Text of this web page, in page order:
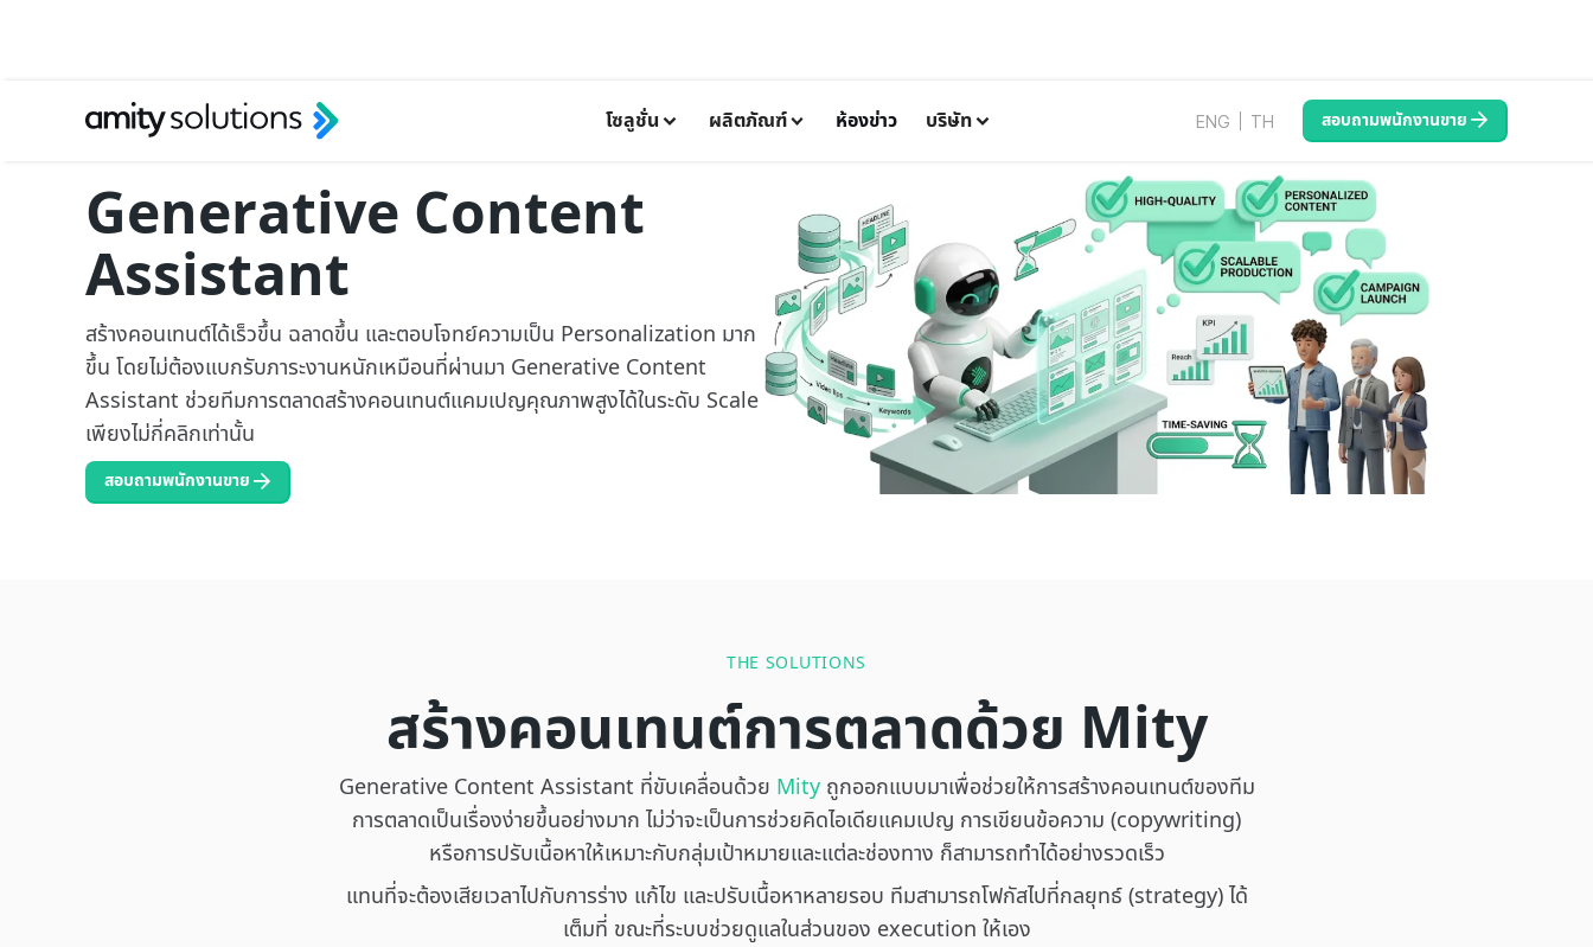
โซลูชั่น ผลิตภัณฑ์ ห้องข่าว บริษัท ENG TH สอบถามพนักงานขาย
Generative Content
Assistant
สร้างคอนเทนต์ได้เร็วขึ้น ฉลาดขึ้น และตอบโจทย์ความเป็น Personalization มาก
ขึ้น โดยไม่ต้องแบกรับภาระงานหนักเหมือนที่ผ่านมา Generative Content
Assistant ช่วยทีมการตลาดสร้างคอนเทนต์แคมเปญคุณภาพสูงได้ในระดับ Scale
เพียงไม่กี่คลิกเท่านั้น
สอบถามพนักงานขาย
THE SOLUTIONS
สร้างคอนเทนต์การตลาดด้วย Mity
Generative Content Assistant ที่ขับเคลื่อนด้วย Mityถูกออกแบบมาเพื่อช่วยให้การสร้างคอนเทนต์ของทีม
การตลาดเป็นเรื่องง่ายขึ้นอย่างมาก ไม่ว่าจะเป็นการช่วยคิดไอเดียแคมเปญ การเขียนข้อความ (copywriting)
หรือการปรับเนื้อหาให้เหมาะกับกลุ่มเป้าหมายและแต่ละช่องทาง ก็สามารถทำได้อย่างรวดเร็ว
แทนที่จะต้องเสียเวลาไปกับการร่าง แก้ไข และปรับเนื้อหาหลายรอบ ทีมสามารถโฟกัสไปที่กลยุทธ์ (strategy) ได้
เต็มที่ ขณะที่ระบบช่วยดูแลในส่วนของ execution ให้เอง